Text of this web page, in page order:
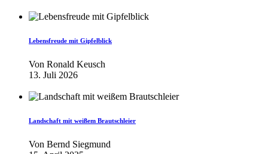
Lebensfreude mit Gipfelblick
Von Ronald Keusch
13. Juli 2026
Landschaft mit weißem Brautschleier
Von Bernd Siegmund